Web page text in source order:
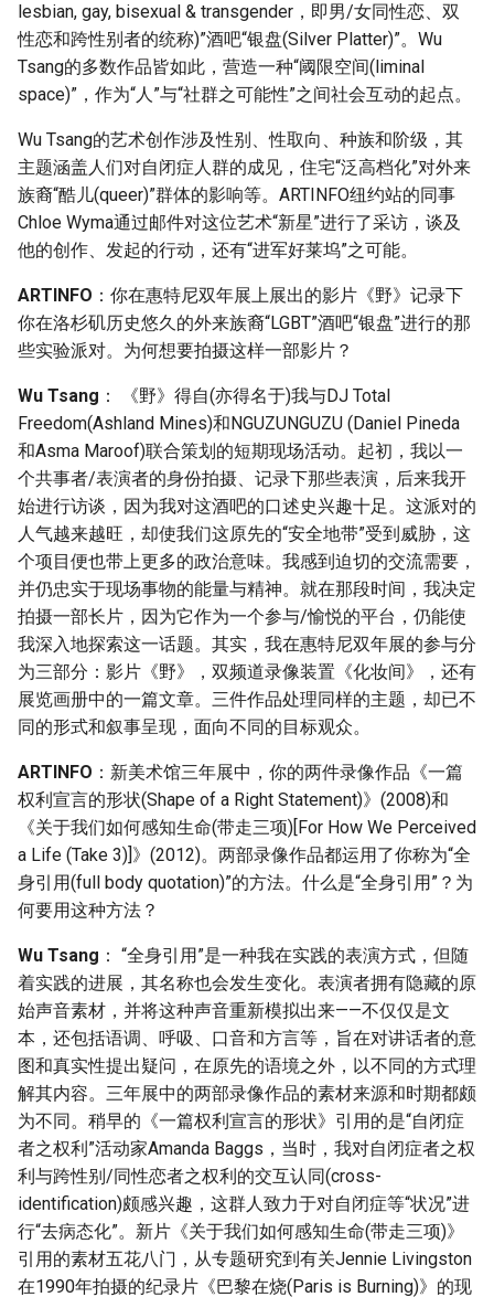
lesbian, gay, bisexual & transgender，即男/女同性恋、双
性恋和跨性别者的统称)”酒吧“银盘(Silver Platter)”。Wu
Tsang的多数作品皆如此，营造一种“阈限空间(liminal
space)”，作为“人”与“社群之可能性”之间社会互动的起点。
Wu Tsang的艺术创作涉及性别、性取向、种族和阶级，其
主题涵盖人们对自闭症人群的成见，住宅“泛高档化”对外来
族裔“酷儿(queer)”群体的影响等。ARTINFO纽约站的同事
Chloe Wyma通过邮件对这位艺术“新星”进行了采访，谈及
他的创作、发起的行动，还有“进军好莱坞”之可能。
ARTINFO ：你在惠特尼双年展上展出的影片《野》记录下
你在洛杉矶历史悠久的外来族裔“LGBT”酒吧“银盘”进行的那
些实验派对。为何想要拍摄这样一部影片？
Wu Tsang ： 《野》得自(亦得名于)我与DJ Total
Freedom(Ashland Mines)和NGUZUNGUZU (Daniel Pineda
和Asma Maroof)联合策划的短期现场活动。起初，我以一
个共事者/表演者的身份拍摄、记录下那些表演，后来我开
始进行访谈，因为我对这酒吧的口述史兴趣十足。这派对的
人气越来越旺，却使我们这原先的“安全地带”受到威胁，这
个项目便也带上更多的政治意味。我感到迫切的交流需要，
并仍忠实于现场事物的能量与精神。就在那段时间，我决定
拍摄一部长片，因为它作为一个参与/愉悦的平台，仍能使
我深入地探索这一话题。其实，我在惠特尼双年展的参与分
为三部分：影片《野》，双频道录像装置《化妆间》，还有
展览画册中的一篇文章。三件作品处理同样的主题，却已不
同的形式和叙事呈现，面向不同的目标观众。
ARTINFO ：新美术馆三年展中，你的两件录像作品《一篇
权利宣言的形状(Shape of a Right Statement)》(2008)和
《关于我们如何感知生命(带走三项)[For How We Perceived
a Life (Take 3)]》(2012)。两部录像作品都运用了你称为“全
身引用(full body quotation)”的方法。什么是“全身引用”？为
何要用这种方法？
Wu Tsang ： “全身引用”是一种我在实践的表演方式，但随
着实践的进展，其名称也会发生变化。表演者拥有隐藏的原
始声音素材，并将这种声音重新模拟出来——不仅仅是文
本，还包括语调、呼吸、口音和方言等，旨在对讲话者的意
图和真实性提出疑问，在原先的语境之外，以不同的方式理
解其内容。三年展中的两部录像作品的素材来源和时期都颇
为不同。稍早的《一篇权利宣言的形状》引用的是“自闭症
者之权利”活动家Amanda Baggs，当时，我对自闭症者之权
利与跨性别/同性恋者之权利的交互认同(cross-
identification)颇感兴趣，这群人致力于对自闭症等“状况”进
行“去病态化”。新片《关于我们如何感知生命(带走三项)》
引用的素材五花八门，从专题研究到有关Jennie Livingston
在1990年拍摄的纪录片《巴黎在烧(Paris is Burning)》的现